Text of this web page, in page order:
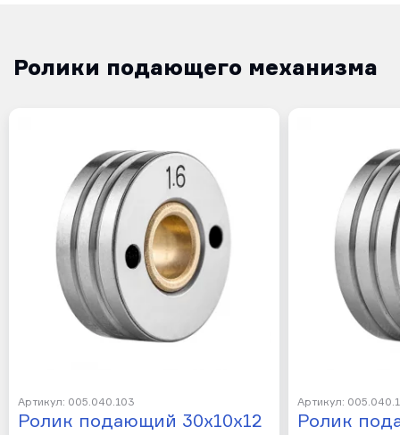
Ролики подающего механизма
Артикул: 005.040.103
Ролик подающий 30х10х12
Артикул:
Ролик